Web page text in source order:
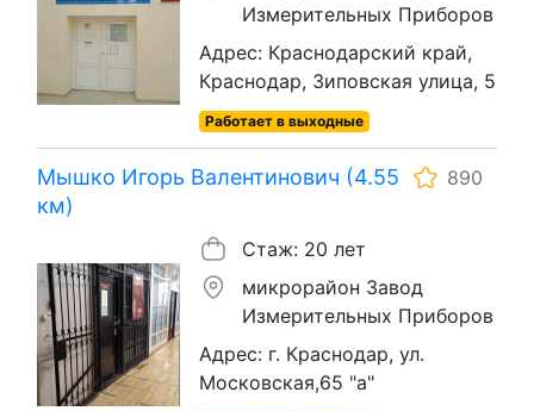
Измерительных Приборов
Адрес: Краснодарский край,
Краснодар, Зиповская улица, 5
Работает в выходные
Мышко Игорь Валентинович (4.55
км)
890
Стаж: 20 лет
микрорайон Завод
Измерительных Приборов
Адрес: г. Краснодар, ул.
Московская,65 "а"